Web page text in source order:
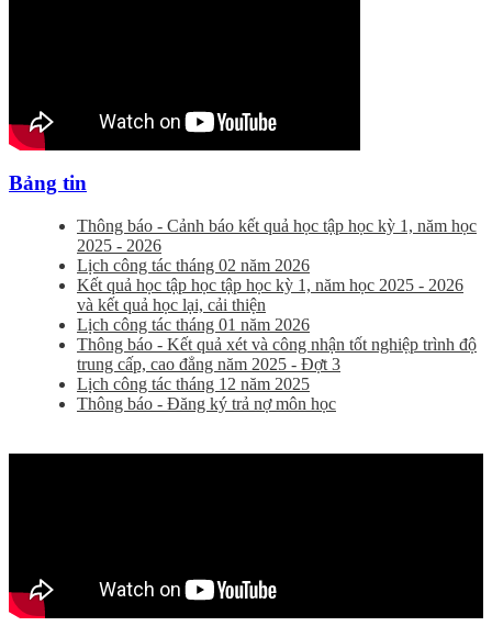
Bảng tin
Thông báo - Cảnh báo kết quả học tập học kỳ 1, năm học
2025 - 2026
Lịch công tác tháng 02 năm 2026
Kết quả học tập học tập học kỳ 1, năm học 2025 - 2026
và kết quả học lại, cải thiện
Lịch công tác tháng 01 năm 2026
Thông báo - Kết quả xét và công nhận tốt nghiệp trình độ
trung cấp, cao đẳng năm 2025 - Đợt 3
Lịch công tác tháng 12 năm 2025
Thông báo - Đăng ký trả nợ môn học